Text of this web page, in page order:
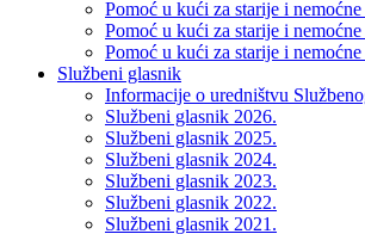
Pomoć u kući za starije i nemoćne
Pomoć u kući za starije i
Pomoć u kući za starije i
Službeni glasnik
Informacije o uredništvu
Službeni glasnik 2026.
Službeni glasnik 2025.
Službeni glasnik 2024.
Službeni glasnik 2023.
Službeni glasnik 2022.
Službeni glasnik 2021.